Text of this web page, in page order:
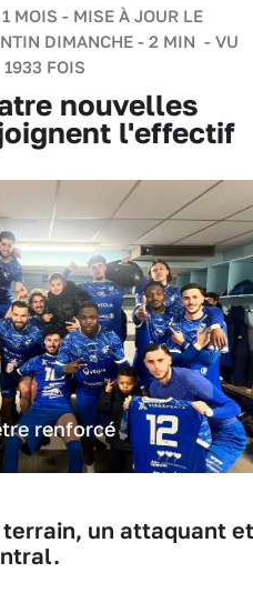
MOIS - MISE À JOUR LE
DIMANCHE - 2 MIN - VU
1933 FOIS
nouvelles
l'effectif
renforcé
terrain, un attaquant et